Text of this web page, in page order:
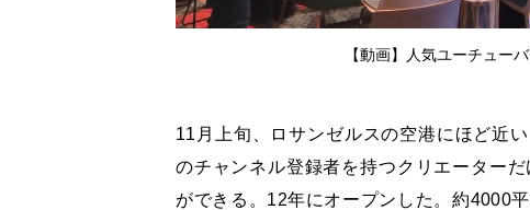
【動画】人気ユーチュー
11月上旬、ロサンゼルスの空港にほど近
のチャンネル登録者を持つクリエーター
ができる。12年にオープンした。約4000